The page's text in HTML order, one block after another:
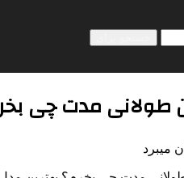
مدت چی بخرم؟